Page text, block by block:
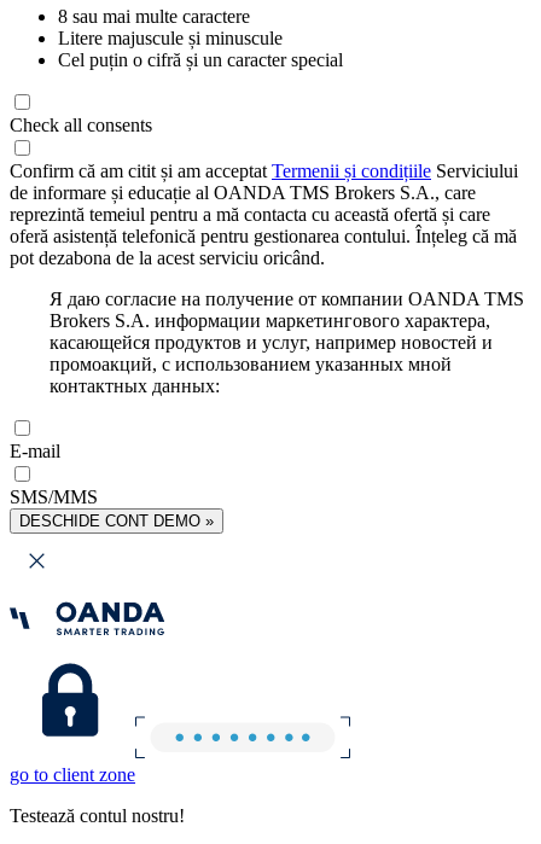
8 sau mai multe caractere
Litere majuscule și minuscule
Cel puțin o cifră și un caracter special
Check all consents
Confirm că am citit și am acceptat Termenii și condițiile Serviciului
de informare și educație al OANDA TMS Brokers S.A., care
reprezintă temeiul pentru a mă contacta cu această ofertă și care
oferă asistență telefonică pentru gestionarea contului. Înțeleg că mă
pot dezabona de la acest serviciu oricând.
Я даю согласие на получение от компании OANDA TMS
Brokers S.A. информации маркетингового характера,
касающейся продуктов и услуг, например новостей и
промоакций, с использованием указанных мной
контактных данных:
E-mail
SMS/MMS
DESCHIDE CONT DEMO »
go to client zone
Testează contul nostru!